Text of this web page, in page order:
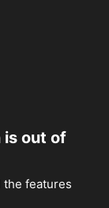
is out of
the features